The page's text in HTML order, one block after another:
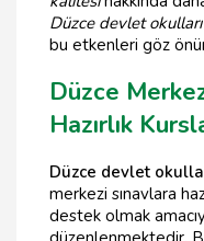
Düzce devlet okulları
bu etkenleri göz
Düzce
Hazırlık
Düzce devlet
merkezi sınavlara
destek olmak